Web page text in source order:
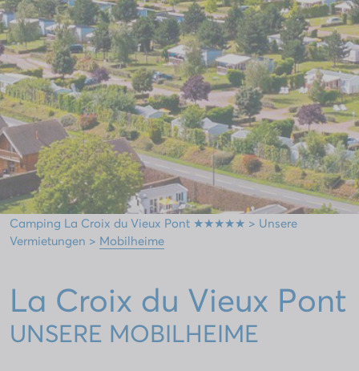
Camping La Croix du Vieux Pont ★★★★★ > Unsere
Vermietungen > Mobilheime
La Croix du Vieux Pont
UNSERE MOBILHEIME